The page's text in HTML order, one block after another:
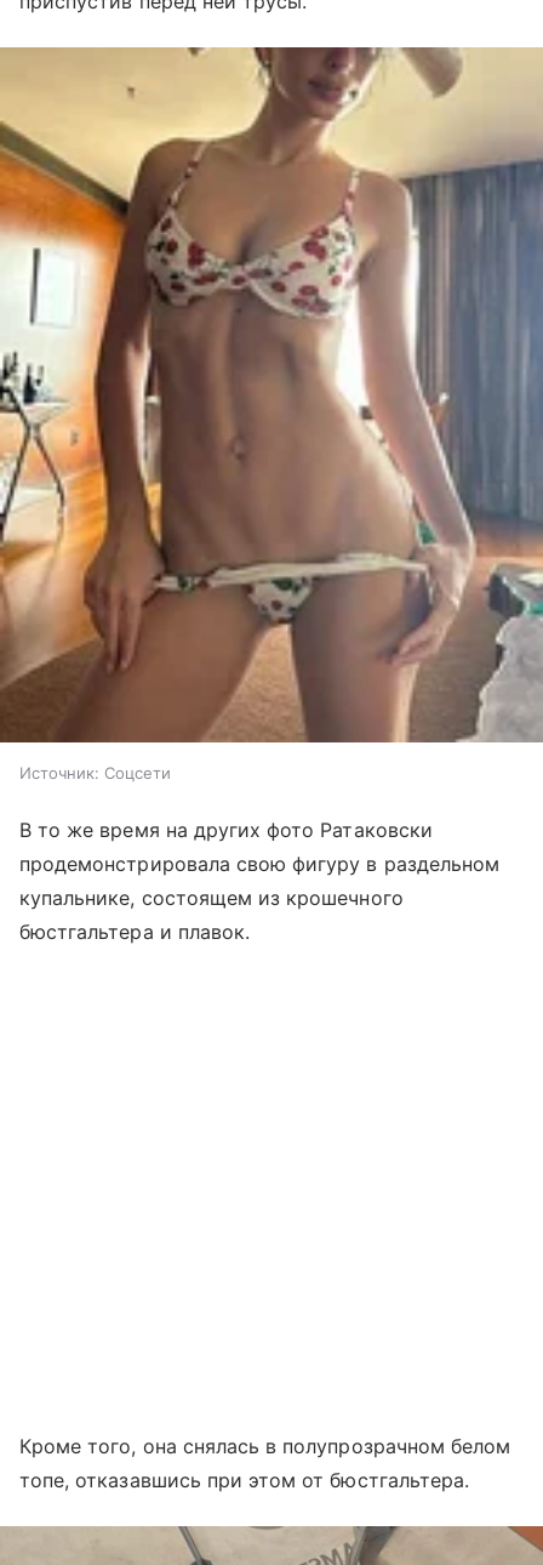
Источник: Соцсети
В то же время на других фото Ратаковски
продемонстрировала свою фигуру в раздельном
купальнике, состоящем из крошечного
бюстгальтера и плавок.
Кроме того, она снялась в полупрозрачном белом
топе, отказавшись при этом от бюстгальтера.